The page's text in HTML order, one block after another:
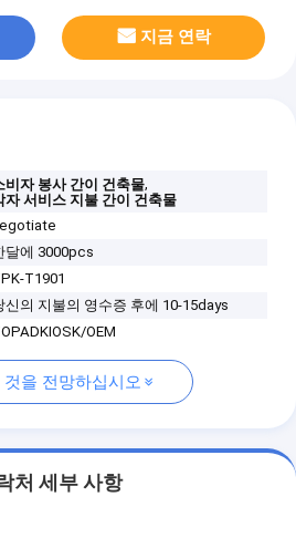
지금 연락
비자 봉사 간이 건축물,
자 서비스 지불 간이 건축물
달에 3000pcs
T1901
신의 지불의 영수증 후에 10-15days
OEM
것을 전망하십시오
처 세부 사항